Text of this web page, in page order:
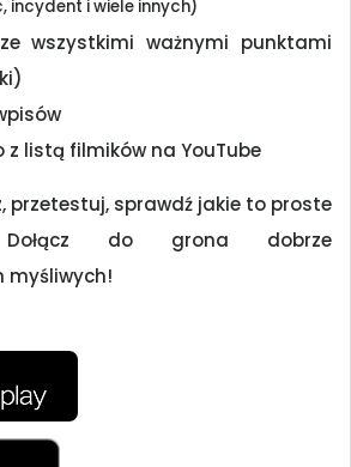
incydent i wiele innych)
wszystkimi ważnymi punktami
z listą filmików na YouTube
przetestuj, sprawdź jakie to proste
do grona dobrze
myśliwych!